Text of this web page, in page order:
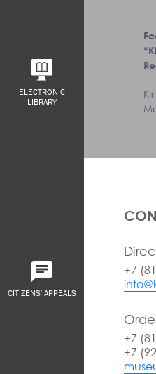
ELECTRONIC
LIBRARY
CITIZENS' APPEALS
+7
+7
+7